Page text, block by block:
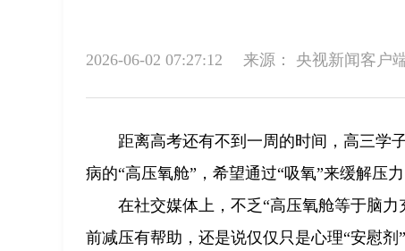
2026-06-02 07:27:12 来源： 央视新闻客户
距离高考还有不到一周的时间，高三学
病的“高压氧舱”，希望通过“吸氧”来缓解压力
在社交媒体上，不乏“高压氧舱等于脑
前减压有帮助，还是说仅仅只是心理“安慰